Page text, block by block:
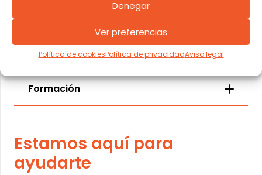
Denegar
Ver preferencias
Política de cookiesPolítica de privacidadAviso legal
Formación
Estamos aquí para
ayudarte